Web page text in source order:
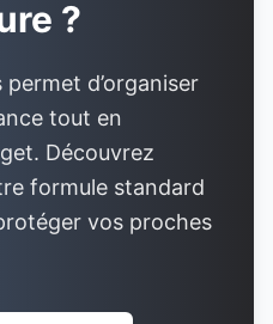
?
d’organiser
tout en
Découvrez
formule standard
vos proches